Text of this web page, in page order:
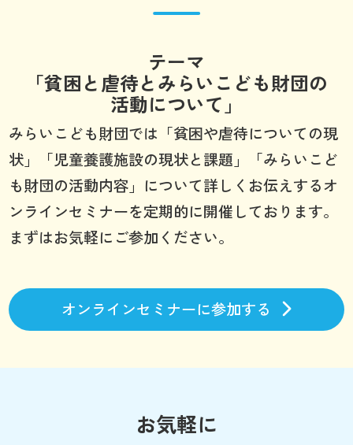
テーマ
「貧困と虐待とみらいこども財団の
活動について」
みらいこども財団では「貧困や虐待についての現
状」「児童養護施設の現状と課題」「みらいこど
も財団の活動内容」について詳しくお伝えするオ
ンラインセミナーを定期的に開催しております。
まずはお気軽にご参加ください。
オンラインセミナーに参加する
お気軽に